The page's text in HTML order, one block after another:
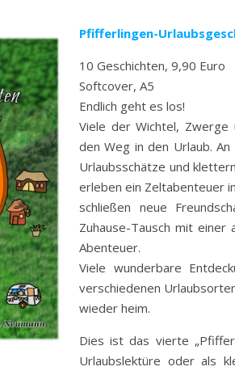
Pfifferlingen-
10 Geschichten, 9,90 Euro
Softcover, A5
Endlich geht es los!
Viele der Wichtel,
den Weg in den Urlaub.
Urlaubsschätze und
erleben ein Zeltabenteuer
schließen neue
Zuhause-Tausch mit
Abenteuer.
Viele wunderbare
verschiedenen
wieder heim.
Dies ist das vierte
Urlaubslektüre oder als